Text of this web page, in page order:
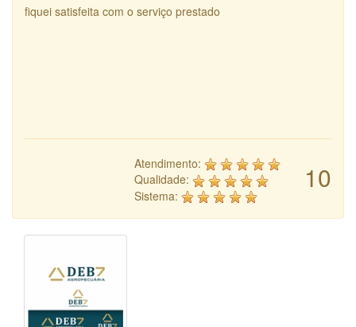
fiquei satisfeita com o serviço prestado
10
Atendimento:
Qualidade:
Sistema: